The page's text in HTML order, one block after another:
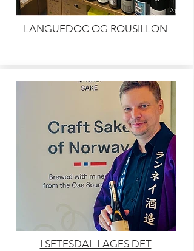
LANGUEDOC OG ROUSILLON
I SETESDAL LAGES DET